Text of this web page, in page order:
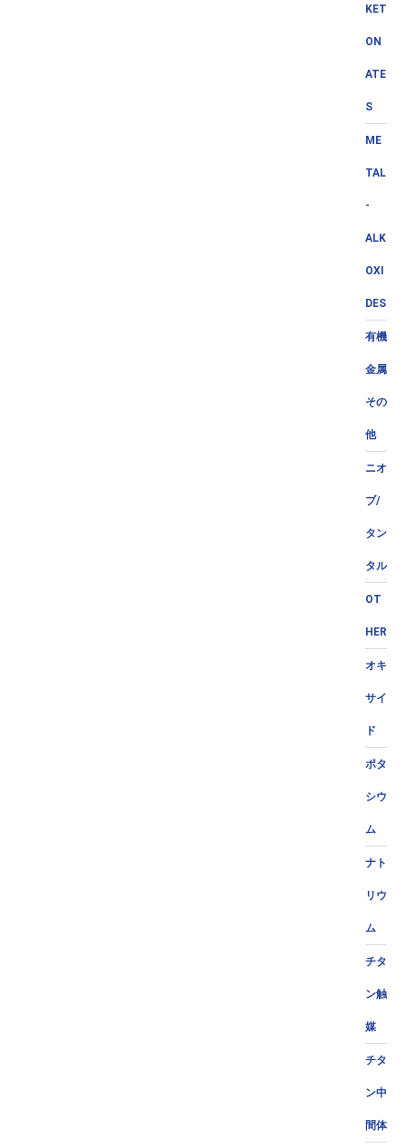
KET
ON
ATE
S
ME
TAL
-
ALK
OXI
DES
有機
金属
その
他
ニオ
ブ/
タン
タル
OT
HER
オキ
サイ
ド
ポタ
シウ
ム
ナト
リウ
ム
チタ
ン触
媒
チタ
ン中
間体